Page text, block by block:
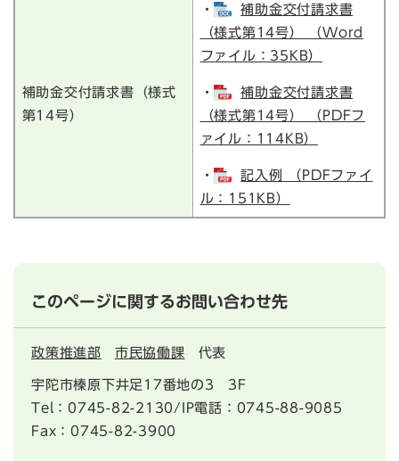
補助金交付請求書（様式
第14号）
・
補助金交付請求書
（様式第14号） （Word
ファイル：35KB）
・
補助金交付請求書
（様式第14号） （PDFフ
ァイル：114KB）
・
記入例 （PDFファイ
ル：151KB）
このページに関するお問い合わせ先
政策推進部 市民協働課 代表
宇陀市榛原下井足17番地の3 3F
Tel：0745-82-2130/IP電話：0745-88-9085
Fax：0745-82-3900